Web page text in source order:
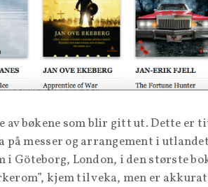
bøkene som blir gitt ut. Dette er
messer og arrangement i
London, i den største
kjem til veka, men er